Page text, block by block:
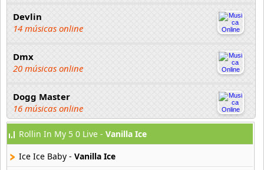
Devlin
14 músicas online
Dmx
20 músicas online
Dogg Master
16 músicas online
DUKI
91 músicas online
Rollin In My 5 0 Live - Vanilla Ice
Ice Ice Baby - Vanilla Ice